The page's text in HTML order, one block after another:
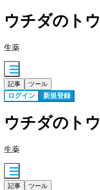
ウチダのト
生薬
記事 ツール
ログイン 新規登録
ウチダのト
生薬
記事 ツール